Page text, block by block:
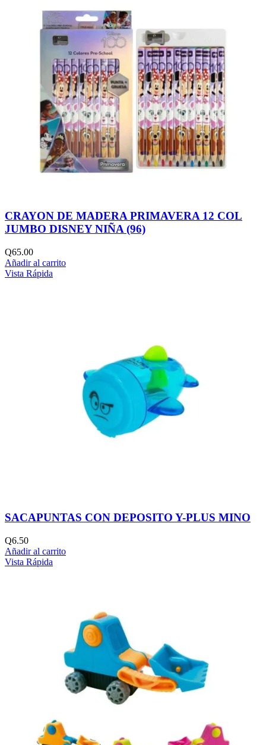
CRAYON DE MADERA PRIMAVERA 12 COL
JUMBO DISNEY NIÑA (96)
Q65.00
Añadir al carrito
Vista Rápida
SACAPUNTAS CON DEPOSITO Y-PLUS MINO
Q6.50
Añadir al carrito
Vista Rápida